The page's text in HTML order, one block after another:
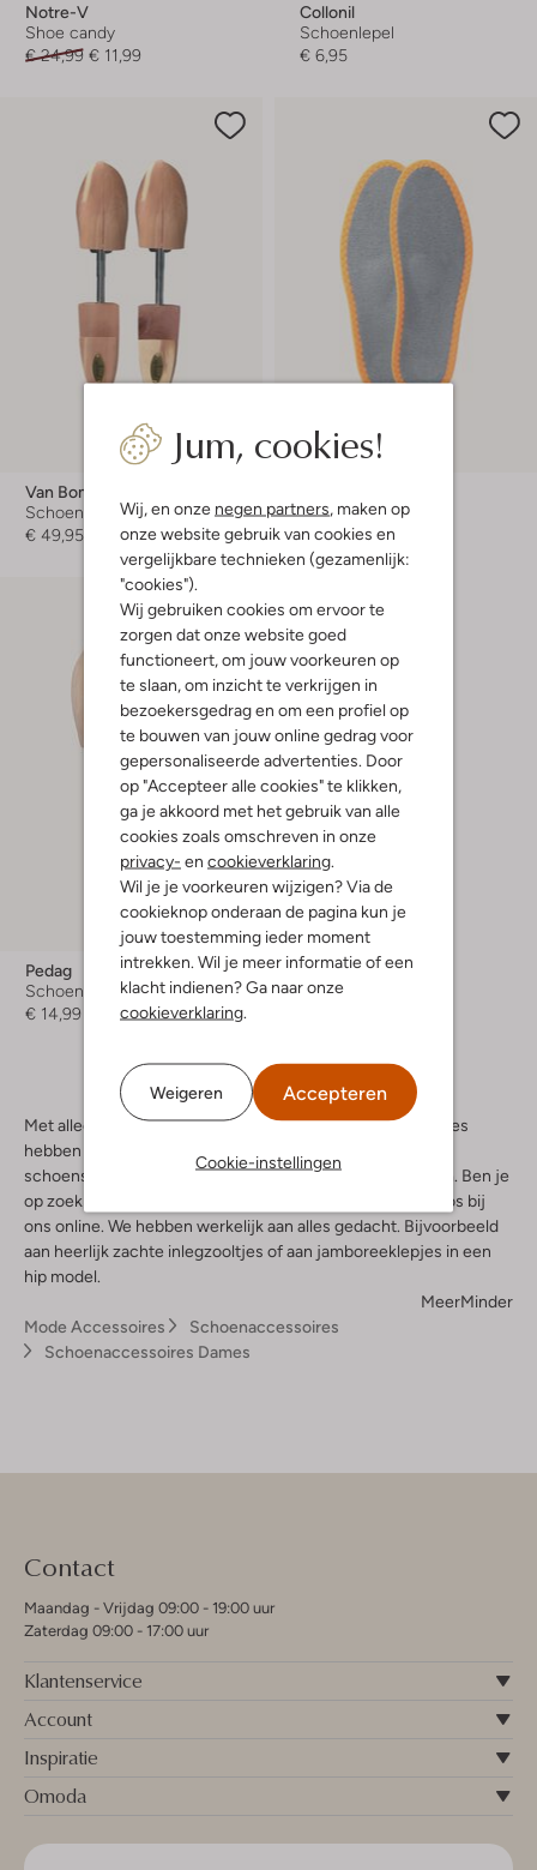
Jum, cookies!
Wij, en onze negen partners, maken op
onze website gebruik van cookies en
vergelijkbare technieken (gezamenlijk:
"cookies").
Wij gebruiken cookies om ervoor te
zorgen dat onze website goed
functioneert, om jouw voorkeuren op
te slaan, om inzicht te verkrijgen in
bezoekersgedrag en om een profiel op
te bouwen van jouw online gedrag voor
gepersonaliseerde advertenties. Door
op "Accepteer alle cookies" te klikken,
ga je akkoord met het gebruik van alle
cookies zoals omschreven in onze
privacy- en cookieverklaring.
Wil je je voorkeuren wijzigen? Via de
cookieknop onderaan de pagina kun je
jouw toestemming ieder moment
intrekken. Wil je meer informatie of een
klacht indienen? Ga naar onze
cookieverklaring.
Weigeren Accepteren
Cookie-instellingen
Notre-V
Shoe candy
€ 24,99 € 11,99
Collonil
Schoenlepel
€ 6,95
Van Bommel
Schoenspanners
€ 49,95
Laatste maten
Zooltjes
€ 21,95
Pedag
Schoenspanners
€ 14,99
Met alleen schoenen ben je vaak nog niet klaar. Voor dames
hebben we daarom handige accessoires. Zo houden
schoenspanners jouw modieuze ontwerpen mooi in vorm. Ben je
op zoek naar de juiste veters? Ook die bestel je moeiteloos bij
ons online. We hebben werkelijk aan alles gedacht. Bijvoorbeeld
aan heerlijk zachte inlegzooltjes of aan jamboreeklepjes in een
hip model.
MeerMinder
Mode Accessoires
Schoenaccessoires
Schoenaccessoires Dames
Contact
Maandag - Vrijdag 09:00 - 19:00 uur
Zaterdag 09:00 - 17:00 uur
Klantenservice
Account
Inspiratie
Omoda